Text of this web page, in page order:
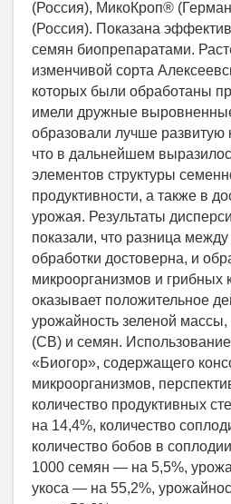
(Россия), МикоКроп®
(Россия). Показана
семян биопрепаратами.
изменчивой сорта
которых были обработаны
имели дружные
образовали лучше развитую
что в дальнейшем
элементов структуры
продуктивности, а также в
урожая. Результаты
показали, что разница
обработки достоверна, и
микроорганизмов и грибных
оказывает положительное
урожайность зеленой массы,
(СВ) и семян.
«Биогор», содержащего
микроорганизмов,
количество продуктивных
на 14,4%, количество
количество бобов в
1000 семян — на 5,5%,
укоса — на 55,2%,